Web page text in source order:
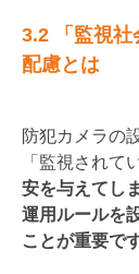
3.2 「監視社
配慮とは
防犯カメラの
「監視されて
安を与えてし
運用ルールを
ことが重要です